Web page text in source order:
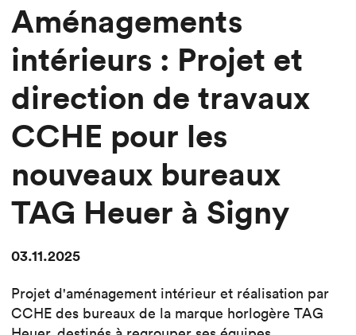
Aménagements
intérieurs : Projet et
direction de travaux
CCHE pour les
nouveaux bureaux
TAG Heuer à Signy
03.11.2025
Projet d'aménagement intérieur et réalisation par
CCHE des bureaux de la marque horlogère TAG